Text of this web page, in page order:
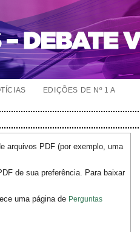
EDIÇÕES DE Nº 1 A
arquivos PDF (por exemplo, uma
de sua preferência. Para baixar
uma página de Perguntas